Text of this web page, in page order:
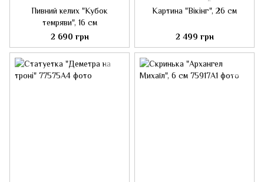
Пивний келих "Кубок
темряви", 16 см
2 690 грн
Картина "Вікінг", 26 см
2 499 грн